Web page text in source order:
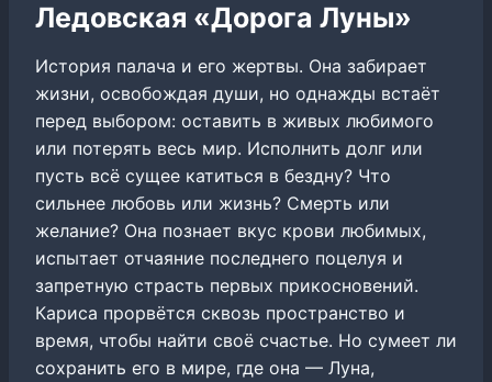
Ледовская «Дорога Луны»
История палача и его жертвы. Она забирает
жизни, освобождая души, но однажды встаёт
перед выбором: оставить в живых любимого
или потерять весь мир. Исполнить долг или
пусть всё сущее катиться в бездну? Что
сильнее любовь или жизнь? Смерть или
желание? Она познает вкус крови любимых,
испытает отчаяние последнего поцелуя и
запретную страсть первых прикосновений.
Кариса прорвётся сквозь пространство и
время, чтобы найти своё счастье. Но сумеет ли
сохранить его в мире, где она — Луна,